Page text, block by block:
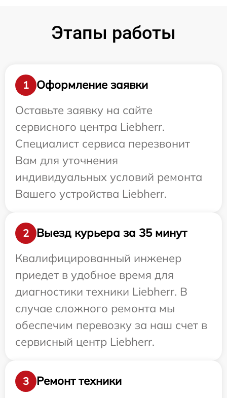
Этапы работы
1
Оформление заявки
Оставьте заявку на сайте
сервисного центра Liebherr.
Специалист сервиса перезвонит
Вам для уточнения
индивидуальных условий ремонта
Вашего устройства Liebherr.
2
Выезд курьера за 35 минут
Квалифицированный инженер
приедет в удобное время для
диагностики техники Liebherr. В
случае сложного ремонта мы
обеспечим перевозку за наш счет в
сервисный центр Liebherr.
3 Ремонт техники